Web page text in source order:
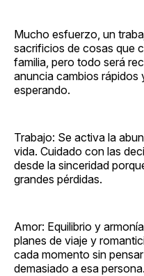
Mucho esfuerzo, un
sacrificios de cosas que
familia, pero todo será
anuncia cambios rápidos
esperando.
Trabajo: Se activa la
vida. Cuidado con las
desde la sinceridad
grandes pérdidas.
Amor: Equilibrio y
planes de viaje y
cada momento sin
demasiado a esa persona.